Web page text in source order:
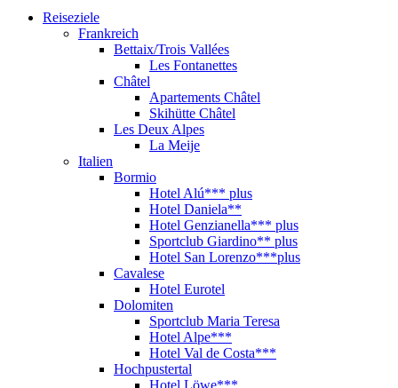
Reiseziele
Frankreich
Bettaix/Trois Vallées
Les Fontanettes
Châtel
Apartements Châtel
Skihütte Châtel
Les Deux Alpes
La Meije
Italien
Bormio
Hotel Alú*** plus
Hotel Daniela**
Hotel Genzianella*** plus
Sportclub Giardino** plus
Hotel San Lorenzo***plus
Cavalese
Hotel Eurotel
Dolomiten
Sportclub Maria Teresa
Hotel Alpe***
Hotel Val de Costa***
Hochpustertal
Hotel Löwe***